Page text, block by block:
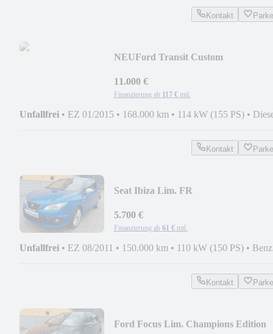
Kontakt
NEUFord Transit Custom
11.000 €
Finanzierung ab 117 € mtl.
Unfallfrei • EZ 01/2015 • 168.000 km • 114 kW (155 PS) •
Kontakt
Seat Ibiza Lim. FR
5.700 €
Finanzierung ab 61 € mtl.
Unfallfrei • EZ 08/2011 • 150.000 km • 110 kW (150 PS) •
Kontakt
Ford Focus Lim. Champions Edition